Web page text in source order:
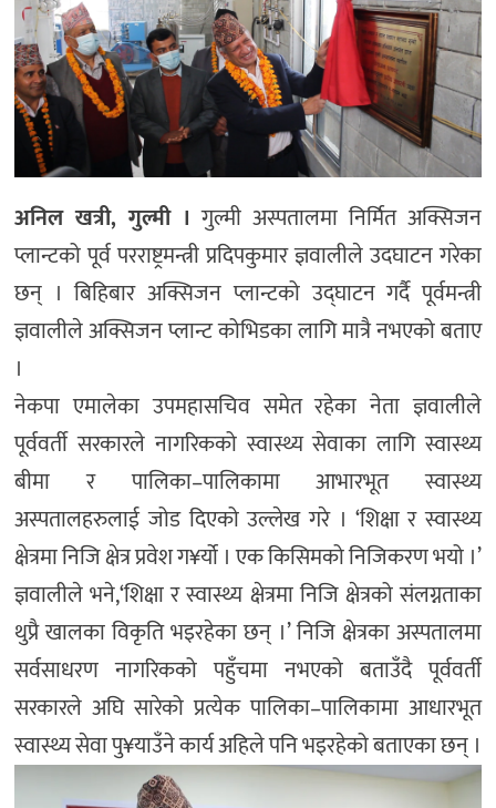
अनिल खत्री, गुल्मी । गुल्मी अस्पतालमा निर्मित अक्सिजन
प्लान्टको पूर्व परराष्ट्रमन्त्री प्रदिपकुमार ज्ञवालीले उदघाटन गरेका
छन् । बिहिबार अक्सिजन प्लान्टको उद्घाटन गर्दै पूर्वमन्त्री
ज्ञवालीले अक्सिजन प्लान्ट कोभिडका लागि मात्रै नभएको बताए
।
नेकपा एमालेका उपमहासचिव समेत रहेका नेता ज्ञवालीले
पूर्ववर्ती सरकारले नागरिकको स्वास्थ्य सेवाका लागि स्वास्थ्य
बीमा र पालिका–पालिकामा आभारभूत स्वास्थ्य
अस्पतालहरुलाई जोड दिएको उल्लेख गरे । ‘शिक्षा र स्वास्थ्य
क्षेत्रमा निजि क्षेत्र प्रवेश ग¥र्यो । एक किसिमको निजिकरण भयो ।’
ज्ञवालीले भने,‘शिक्षा र स्वास्थ्य क्षेत्रमा निजि क्षेत्रको संलग्नताका
थुप्रै खालका विकृति भइरहेका छन् ।’ निजि क्षेत्रका अस्पतालमा
सर्वसाधरण नागरिकको पहुँचमा नभएको बताउँदै पूर्ववर्ती
सरकारले अघि सारेको प्रत्येक पालिका–पालिकामा आधारभूत
स्वास्थ्य सेवा पु¥याउँने कार्य अहिले पनि भइरहेको बताएका छन् ।